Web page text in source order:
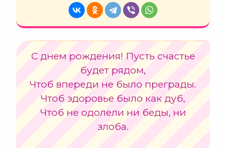
С днем рождения! Пусть счастье
будет рядом,
Чтоб впереди не было преграды.
Чтоб здоровье было как дуб,
Чтоб не одолели ни беды, ни
злоба.